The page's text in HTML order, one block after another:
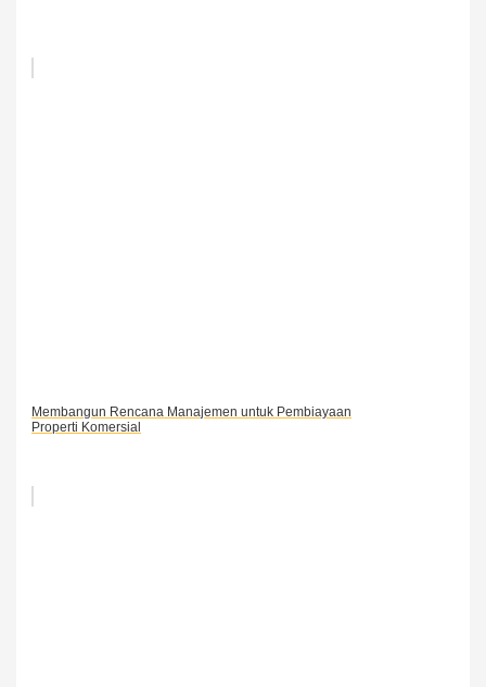
Membangun Rencana Manajemen untuk Pembiayaan
Properti Komersial